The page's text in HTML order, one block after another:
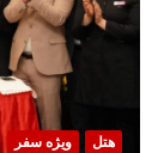
هتل ویژه سفر